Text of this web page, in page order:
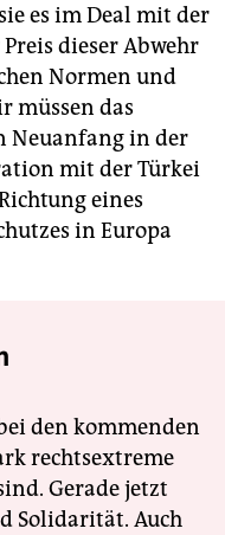
es im Deal mit der
dieser Abwehr
Normen und
müssen das
Neuanfang in der
mit der Türkei
eines
in Europa
den kommenden
rechtsextreme
Gerade jetzt
Solidarität. Auch